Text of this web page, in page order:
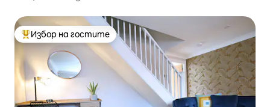
Най-популярен избор на гостите
Избор на гостите